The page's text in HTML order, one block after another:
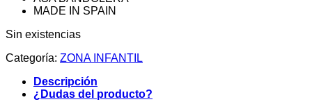
MADE IN SPAIN
Sin existencias
Categoría: ZONA INFANTIL
Descripción
¿Dudas del producto?